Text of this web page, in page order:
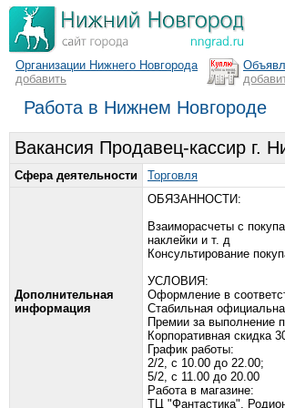
Организации Нижнего Новгорода
добавить
Работа в Нижнем Новгороде
Вакансия Продавец-кассир г.
Сфера деятельности Торговля
Дополнительная
информация
ОБЯЗАННОСТИ:
Взаиморасчеты с
наклейки и т. д
Консультирование
УСЛОВИЯ:
Оформление в
Стабильная
Премии за выполнение
Корпоративная скидка
График работы:
2/2, с 10.00 до 22.00;
5/2, с 11.00 до 20.00
Работа в магазине:
ТЦ "Фантастика",